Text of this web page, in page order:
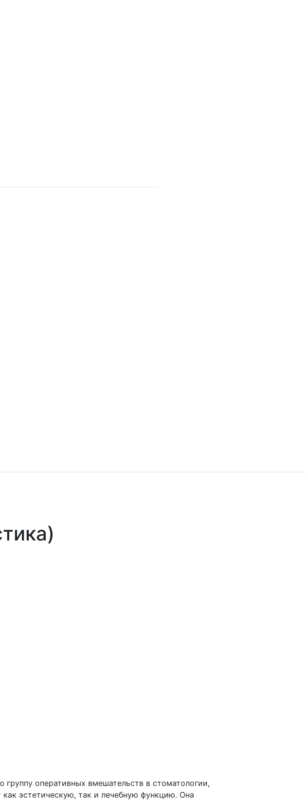
оперативных вмешательств в стоматологии,
эстетическую, так и лечебную функцию. Она